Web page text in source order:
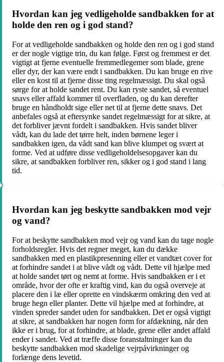
Hvordan kan jeg vedligeholde sandbakken for at
holde den ren og i god stand?
For at vedligeholde sandbakken og holde den ren og i god stand
er der nogle vigtige trin, du kan følge. Først og fremmest er det
vigtigt at fjerne eventuelle fremmedlegemer som blade, grene
eller dyr, der kan være endt i sandbakken. Du kan bruge en rive
eller en kost til at fjerne disse ting regelmæssigt. Du skal også
sørge for at holde sandet rent. Du kan ryste sandet, så eventuel
snavs eller affald kommer til overfladen, og du kan derefter
bruge en håndholdt sige eller net til at fjerne dette snavs. Det
anbefales også at eftersynke sandet regelmæssigt for at sikre, at
det forbliver jævnt fordelt i sandbakken. Hvis sandet bliver
vådt, kan du lade det tørre helt, inden børnene leger i
sandbakken igen, da vådt sand kan blive klumpet og svært at
forme. Ved at udføre disse vedligeholdelsesopgaver kan du
sikre, at sandbakken forbliver ren, sikker og i god stand i lang
tid.
Hvordan kan jeg beskytte sandbakken mod vejr
og vand?
For at beskytte sandbakken mod vejr og vand kan du tage nogle
forholdsregler. Hvis det regner meget, kan du dække
sandbakken med en plastikpresenning eller et vandtæt cover for
at forhindre sandet i at blive vådt og vådt. Dette vil hjælpe med
at holde sandet tørt og nemt at forme. Hvis sandbakken er i et
område, hvor der ofte er kraftig vind, kan du også overveje at
placere den i læ eller oprette en vindskærm omkring den ved at
bruge hegn eller planter. Dette vil hjælpe med at forhindre, at
vinden spreder sandet uden for sandbakken. Det er også vigtigt
at sikre, at sandbakken har nogen form for afdækning, når den
ikke er i brug, for at forhindre, at blade, grene eller andet affald
ender i sandet. Ved at træffe disse foranstaltninger kan du
beskytte sandbakken mod skadelige vejrpåvirkninger og
forlænge dens levetid.